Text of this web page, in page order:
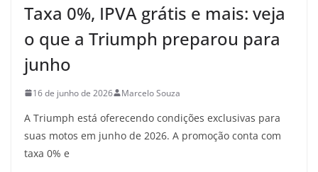
Taxa 0%, IPVA grátis e mais: veja
o que a Triumph preparou para
junho
16 de junho de 2026 Marcelo Souza
A Triumph está oferecendo condições exclusivas para
suas motos em junho de 2026. A promoção conta com
taxa 0% e